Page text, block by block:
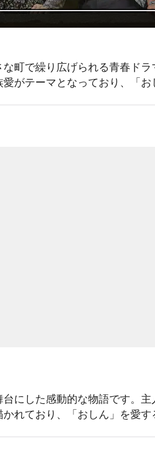
な町で繰り広げられる青春ド
がテーマとなっており、「お
台にした感動的な物語です。
れており、「おしん」を愛す